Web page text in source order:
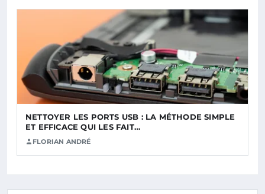
NETTOYER LES PORTS USB : LA MÉTHODE SIMPLE
ET EFFICACE QUI LES FAIT…
FLORIAN ANDRÉ